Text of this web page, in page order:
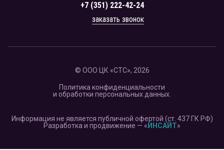
+7 (351) 222-42-24
заказать звонок
© ООО ЦК «СТС», 2026
Политика конфиденциальности
и обработки персональных данных.
Информация не является публичной офертой (ст. 437 ГК РФ)
Разработка и продвижение — « ИНСАЙТ»